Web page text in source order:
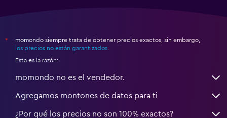
*
momondo siempre trata de obtener precios exactos, sin embargo,
los precios no están garantizados
Esta es la razón:
momondo no es el vendedor.
Agregamos montones de datos para ti
¿Por qué los precios no son 100% exactos?